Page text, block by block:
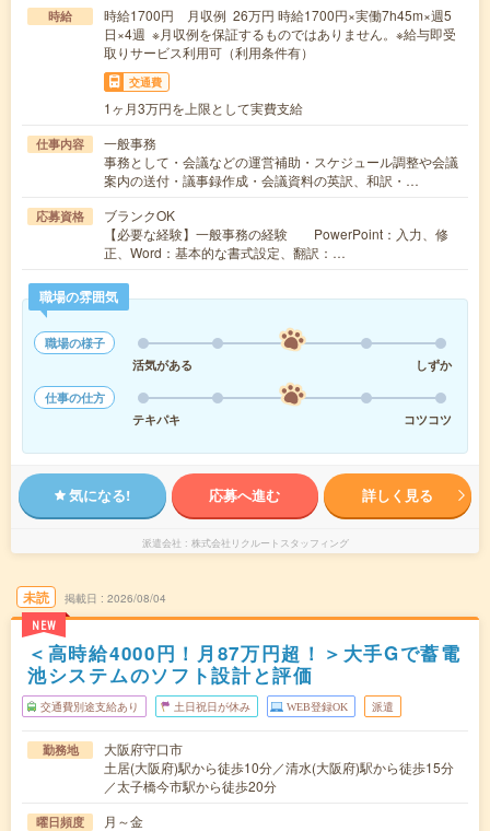
時給
時給1700円 月収例 26万円 時給1700円×実働7h45m×週5
日×4週 ※月収例を保証するものではありません。※給与即受
取りサービス利用可（利用条件有）
交通費
1ヶ月3万円を上限として実費支給
仕事内容
一般事務
事務として・会議などの運営補助・スケジュール調整や会議
案内の送付・議事録作成・会議資料の英訳、和訳・…
応募資格
ブランクOK
【必要な経験】一般事務の経験 PowerPoint：入力、修
正、Word：基本的な書式設定、翻訳：…
職場の雰囲気
職場の様子
活気がある
しずか
仕事の仕方
テキパキ
コツコツ
気になる! 応募へ進む 詳しく見る
派遣会社 株式会社リクルートスタッフィング
未読
NEW
掲載日 2026/08/04
＜高時給4000円！月87万円超！＞大手Gで蓄電
池システムのソフト設計と評価
交通費別途支給あり 土日祝日が休み WEB登録OK 派遣
勤務地
大阪府守口市
土居(大阪府)駅から徒歩10分／清水(大阪府)駅から徒歩15分
／太子橋今市駅から徒歩20分
曜日頻度 月～金